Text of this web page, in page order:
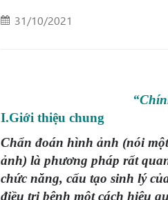
31/10/2021
I.Giới thiệu chung
Chẩn đoán hình ảnh (nói
ảnh) là phương pháp rất
chức năng, cấu tạo sinh lý
điều trị bệnh một cách hiệu